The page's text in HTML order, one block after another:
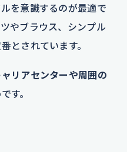
を意識するのが最適で
やブラウス、シンプル
とされています。
リアセンターや周囲の
です。